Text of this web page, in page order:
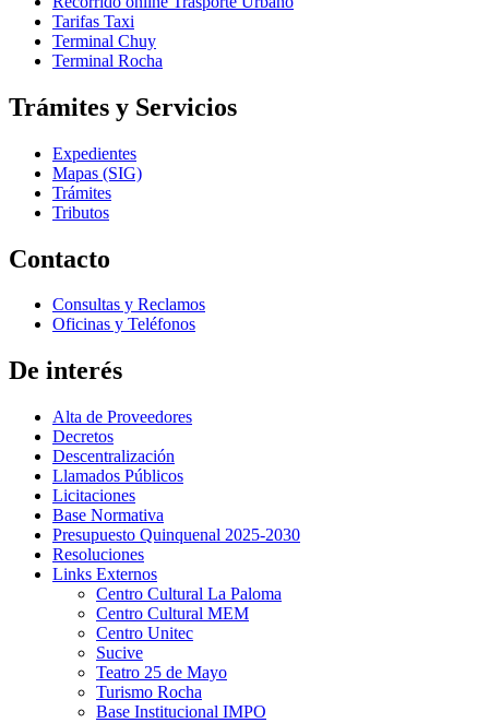
Tarifas Taxi
Terminal Chuy
Terminal Rocha
Trámites y Servicios
Expedientes
Mapas (SIG)
Trámites
Tributos
Contacto
Consultas y Reclamos
Oficinas y Teléfonos
De interés
Alta de Proveedores
Decretos
Descentralización
Llamados Públicos
Licitaciones
Base Normativa
Presupuesto Quinquenal 2025-2030
Resoluciones
Links Externos
Centro Cultural La Paloma
Centro Cultural MEM
Centro Unitec
Sucive
Teatro 25 de Mayo
Turismo Rocha
Base Institucional IMPO